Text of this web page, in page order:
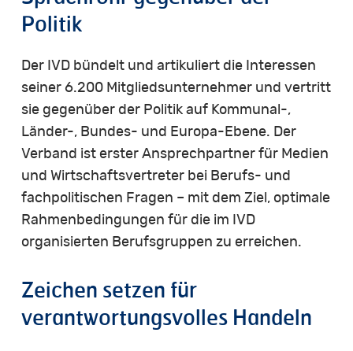
Politik
Der IVD bündelt und artikuliert die Interessen
seiner 6.200 Mitgliedsunternehmer und vertritt
sie gegenüber der Politik auf Kommunal-,
Länder-, Bundes- und Europa-Ebene. Der
Verband ist erster Ansprechpartner für Medien
und Wirtschaftsvertreter bei Berufs- und
fachpolitischen Fragen – mit dem Ziel, optimale
Rahmenbedingungen für die im IVD
organisierten Berufsgruppen zu erreichen.
Zeichen setzen für
verantwortungsvolles Handeln